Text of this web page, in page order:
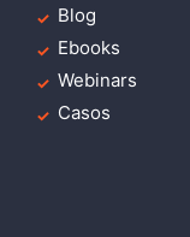
Blog
Ebooks
Webinars
Casos